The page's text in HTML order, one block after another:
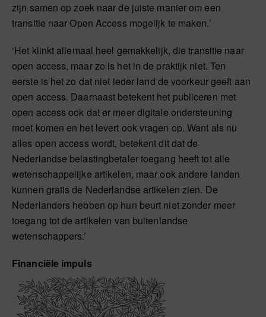
zijn samen op zoek naar de juiste manier om een
transitie naar Open Access mogelijk te maken.’
‘Het klinkt allemaal heel gemakkelijk, die transitie naar
open access, maar zo is het in de praktijk niet. Ten
eerste is het zo dat niet ieder land de voorkeur geeft aan
open access. Daarnaast betekent het publiceren met
open access ook dat er meer digitale ondersteuning
moet komen en het levert ook vragen op. Want als nu
alles open access wordt, betekent dit dat de
Nederlandse belastingbetaler toegang heeft tot alle
wetenschappelijke artikelen, maar ook andere landen
kunnen gratis de Nederlandse artikelen zien. De
Nederlanders hebben op hun beurt niet zonder meer
toegang tot de artikelen van buitenlandse
wetenschappers.’
Financiële impuls